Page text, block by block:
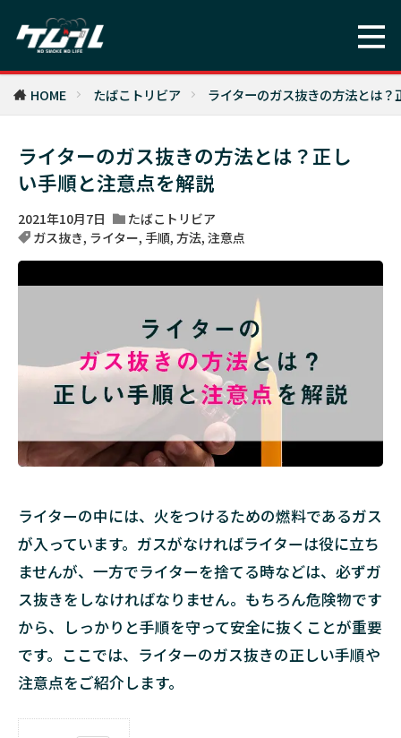
HOME たばこトリビア ライターのガス抜きの方法とは
ライターのガス抜きの方法とは？正し
い手順と注意点を解説
2021年10月7日
たばこトリビア
ガス抜き, ライター, 手順, 方法, 注意点
ライターの中には、火をつけるための燃料であるガス
が入っています。ガスがなければライターは役に立ち
ませんが、一方でライターを捨てる時などは、必ずガ
ス抜きをしなければなりません。もちろん危険物です
から、しっかりと手順を守って安全に抜くことが重要
です。ここでは、ライターのガス抜きの正しい手順や
注意点をご紹介します。